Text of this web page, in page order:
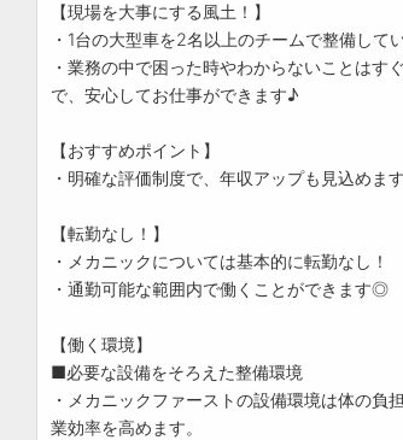
【現場を大事にする風土！】
・1台の大型車を2名以上のチームで整備してい
・業務の中で困った時やわからないことは
で、安心してお仕事ができます♪
【おすすめポイント】
・明確な評価制度で、年収アップも見込めます
【転勤なし！】
・メカニックについては基本的に転勤なし！
・通勤可能な範囲内で働くことができます◎
【働く環境】
■必要な設備をそろえた整備環境
・メカニックファーストの設備環境は体の
業効率を高めます。